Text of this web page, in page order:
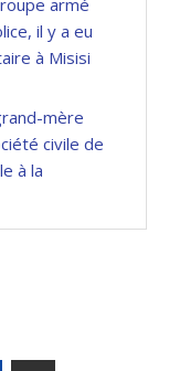
armé
il y a eu
à Misisi
mère
civile de
à la